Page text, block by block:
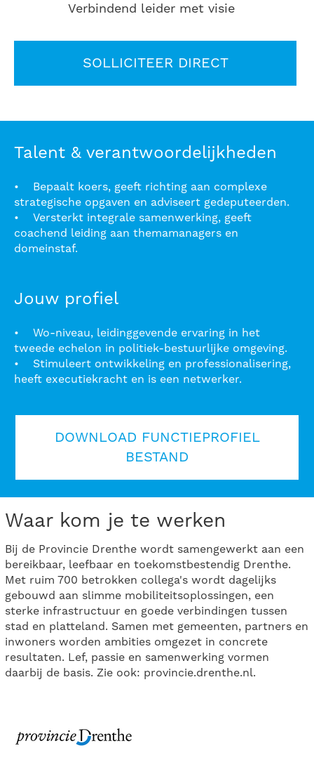
Verbindend leider met visie
SOLLICITEER DIRECT
Talent & verantwoordelijkheden
• Bepaalt koers, geeft richting aan complexe
strategische opgaven en adviseert gedeputeerden.
• Versterkt integrale samenwerking, geeft
coachend leiding aan themamanagers en
domeinstaf.
Jouw profiel
• Wo-niveau, leidinggevende ervaring in het
tweede echelon in politiek-bestuurlijke omgeving.
• Stimuleert ontwikkeling en professionalisering,
heeft executiekracht en is een netwerker.
DOWNLOAD FUNCTIEPROFIEL
BESTAND
Waar kom je te werken
Bij de Provincie Drenthe wordt samengewerkt aan een
bereikbaar, leefbaar en toekomstbestendig Drenthe.
Met ruim 700 betrokken collega's wordt dagelijks
gebouwd aan slimme mobiliteitsoplossingen, een
sterke infrastructuur en goede verbindingen tussen
stad en platteland. Samen met gemeenten, partners en
inwoners worden ambities omgezet in concrete
resultaten. Lef, passie en samenwerking vormen
daarbij de basis. Zie ook: provincie.drenthe.nl.